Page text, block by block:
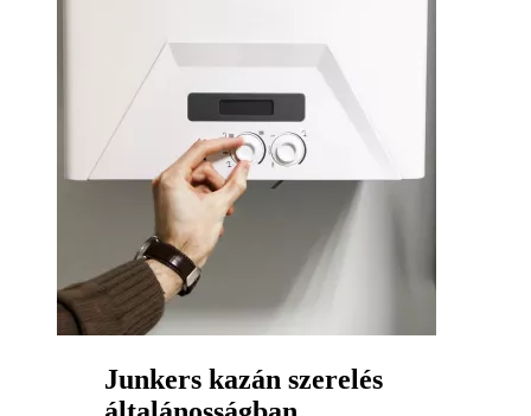
Junkers kazán szerelés